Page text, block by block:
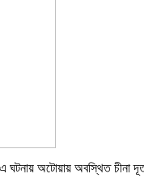
অটোয়ায় অবস্থিত চীনা